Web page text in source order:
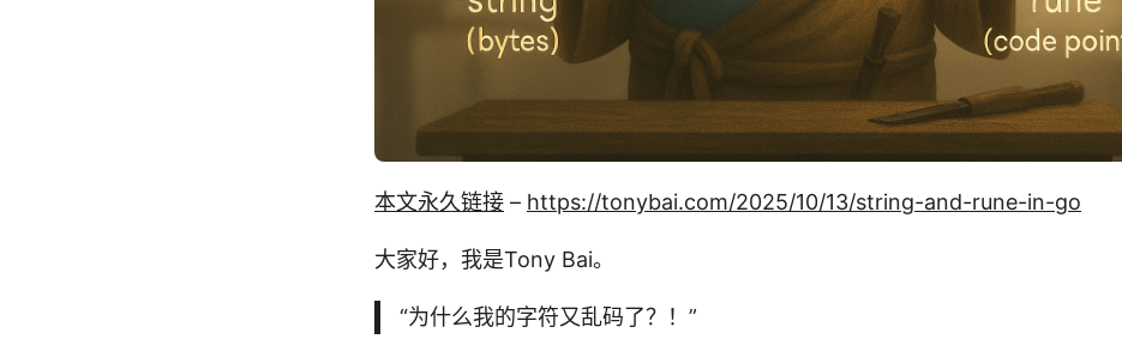
本文永久链接 – https://tonybai.com/2025/10/13/string-and-rune-in-go
大家好，我是Tony Bai。
“为什么我的字符又乱码了？！”